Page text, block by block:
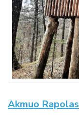
Akmuo Rapolas